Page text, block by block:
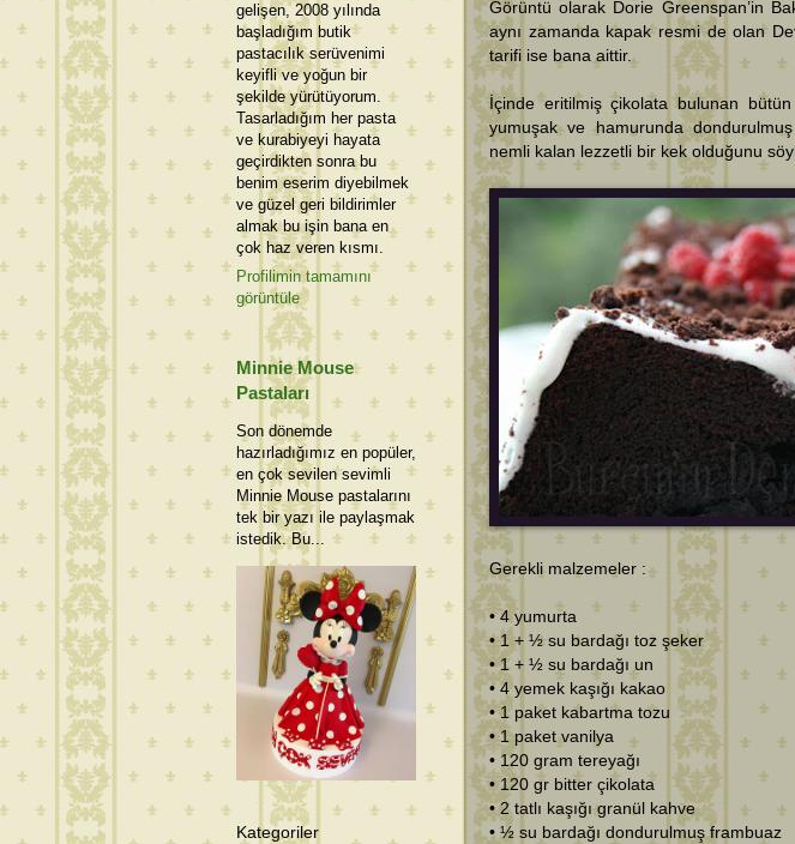
Görüntü olarak Dorie Greenspan’in
aynı zamanda kapak resmi de olan
tarifi ise bana aittir.
İçinde eritilmiş çikolata bulunan
yumuşak ve hamurunda
nemli kalan lezzetli bir kek olduğunu
Gerekli malzemeler :
• 4 yumurta
• 1 + ½ su bardağı toz şeker
• 1 + ½ su bardağı un
• 4 yemek kaşığı kakao
• 1 paket kabartma tozu
• 1 paket vanilya
• 120 gram tereyağı
• 120 gr bitter çikolata
• 2 tatlı kaşığı granül kahve
• ½ su bardağı dondurulmuş frambuaz
gelişen, 2008 yılında
başladığım butik
pastacılık serüvenimi
keyifli ve yoğun bir
şekilde yürütüyorum.
Tasarladığım her pasta
ve kurabiyeyi hayata
geçirdikten sonra bu
benim eserim diyebilmek
ve güzel geri bildirimler
almak bu işin bana en
çok haz veren kısmı.
Profilimin tamamını
görüntüle
Minnie Mouse
Pastaları
Son dönemde
hazırladığımız en popüler,
en çok sevilen sevimli
Minnie Mouse pastalarını
tek bir yazı ile paylaşmak
istedik. Bu...
Kategoriler